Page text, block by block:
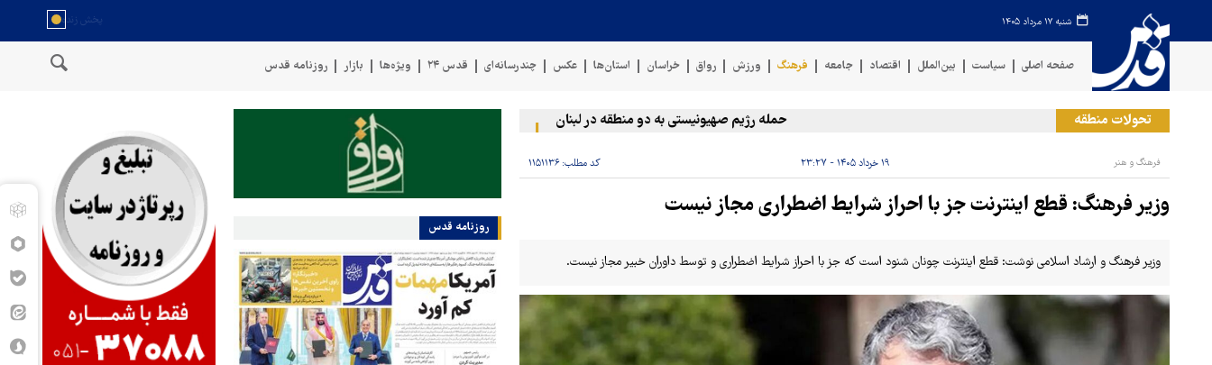
شنبه ۱۷ مرداد ۱۴۰۵
صفحه اصلی سیاست بین‌الملل اقتصاد جامعه فرهنگ ورزش رواق خراسان استان‌ها عکس چندرسانه‌ای قدس ۲۴ ویژه‌ها بازار روزنامه قدس
تحولات منطقه حمله رژیم صهیونیستی به دو منطقه در لبنان وقوع حادثه دریایی در سواحل عمان
فرهنگ و هنر ۱۹ خرداد ۱۴۰۵ - ۲۳:۲۷ کد مطلب: ۱۱۵۱۱۳۶
وزیر فرهنگ: ‏قطع اینترنت جز با احراز شرایط اضطراری مجاز نیست
وزیر فرهنگ و ارشاد اسلامی نوشت: قطع اینترنت چونان شنود است که جز با احراز شرایط اضطراری و توسط داوران خبیر مجاز نیست.
روزنامه قدس